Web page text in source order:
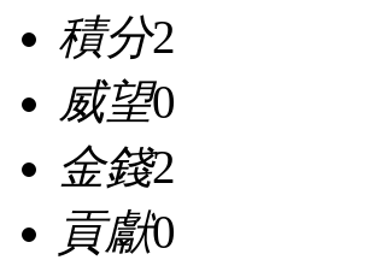
積分2
威望0
金錢2
貢獻0